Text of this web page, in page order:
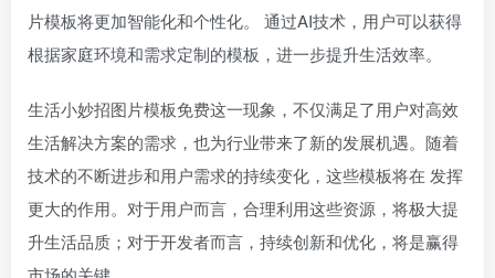
片模板将更加智能化和个性化。 通过AI技术，用户可以获得
根据家庭环境和需求定制的模板，进一步提升生活效率。
生活小妙招图片模板免费这一现象，不仅满足了用户对高效
生活解决方案的需求，也为行业带来了新的发展机遇。随着
技术的不断进步和用户需求的持续变化，这些模板将在 发挥
更大的作用。对于用户而言，合理利用这些资源，将极大提
升生活品质；对于开发者而言，持续创新和优化，将是赢得